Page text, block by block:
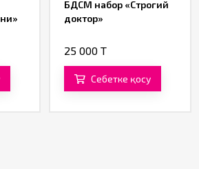
БДСМ набор «Строгий
доктор»
25 000 T
Себетке қосу